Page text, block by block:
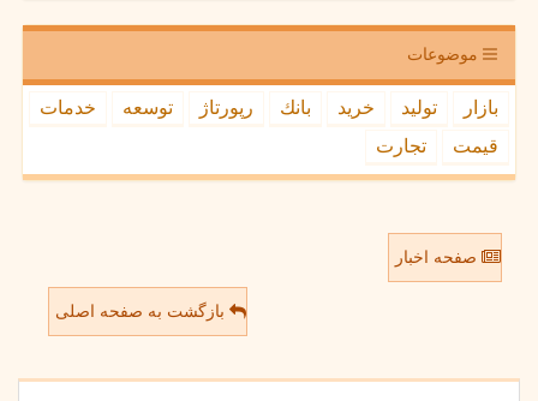
موضوعات
بازار تولید خرید بانك رپورتاژ توسعه
خدمات
قیمت
تجارت
صفحه اخبار
بازگشت به صفحه اصلی